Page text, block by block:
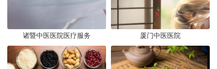
诸暨中医医院医疗服务 厦门中医医院